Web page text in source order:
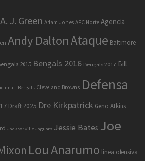
A. J. Green Adam Jones AFC Norte Agencia
Andy DaltonAtaque Baltimore
2015 Bengals 2016 Bengals 2017 Bill
Bengals Cleveland Browns Defensa
Draft 2025 Dre Kirkpatrick Geno Atkins
Jacksonville Jaguars Jessie Bates Joe
Lou Anarumo línea ofensiva